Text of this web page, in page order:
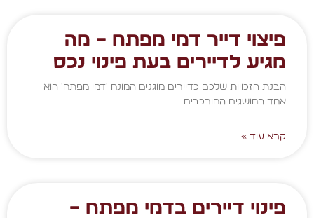
פיצוי דייר דמי מפתח – מה
מגיע לדיירים בעת פינוי נכס
הבנת הזכויות שלכם כדיירים מוגנים המונח 'דמי מפתח' הוא
אחד המושגים המורכבים
קרא עוד »
פינוי דיירים בדמי מפתח –